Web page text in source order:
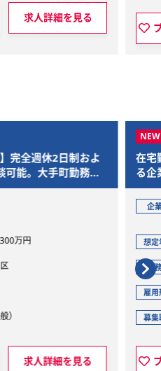
求人詳細を見る
完全週休2日制およ
可能。大手町勤務の
万円
）
求人詳細を見る
在宅
る企
ルタ
企
想定
勤
雇用
募集